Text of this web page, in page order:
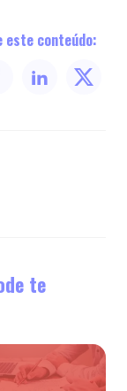
este conteúdo:
te